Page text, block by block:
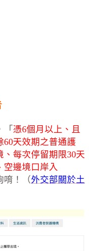
「憑6個月以上、且
天效期之普通護
每次停留期限30天
空邊境口岸入
唷！（外交部關於土